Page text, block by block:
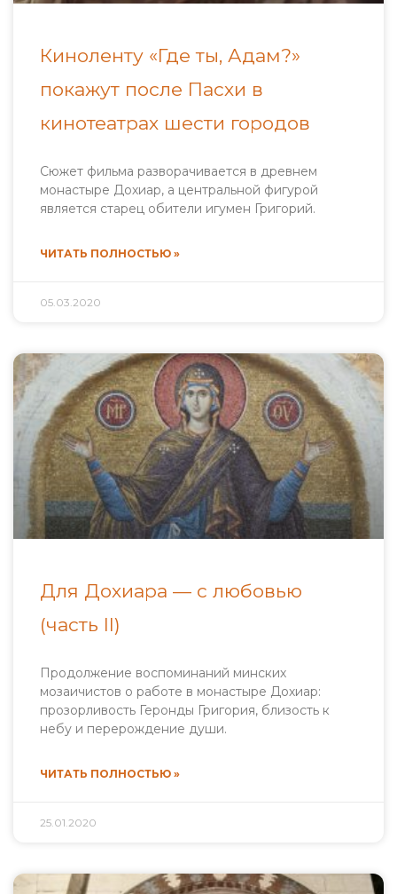
Киноленту «Где ты, Адам?»
покажут после Пасхи в
кинотеатрах шести городов
Сюжет фильма разворачивается в древнем
монастыре Дохиар, а центральной фигурой
является старец обители игумен Григорий.
ЧИТАТЬ ПОЛНОСТЬЮ »
05.03.2020
Для Дохиара — с любовью
(часть II)
Продолжение воспоминаний минских
мозаичистов о работе в монастыре Дохиар:
прозорливость Геронды Григория, близость к
небу и перерождение души.
ЧИТАТЬ ПОЛНОСТЬЮ »
25.01.2020